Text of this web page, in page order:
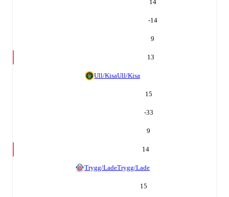
14
-14
9
13
Ull/KisaUll/Kisa
15
-33
9
14
Trygg/LadeTrygg/Lade
15